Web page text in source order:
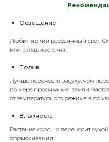
Р
Освещение
Любит яркий рассеянный свет.
или западные окна.
Полив
Лучше переносит засуху, чем
по мере просыхания земли.
от температурного режима в
Влажность
Растение хорошо переносит
опрыскивания